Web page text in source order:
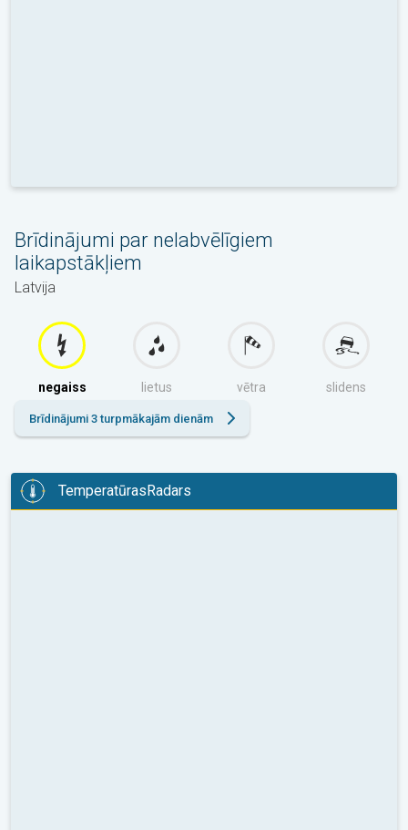
Brīdinājumi par nelabvēlīgiem
laikapstākļiem
Latvija
negaiss lietus vētra slidens
Brīdinājumi 3 turpmākajām dienām
TemperatūrasRadars